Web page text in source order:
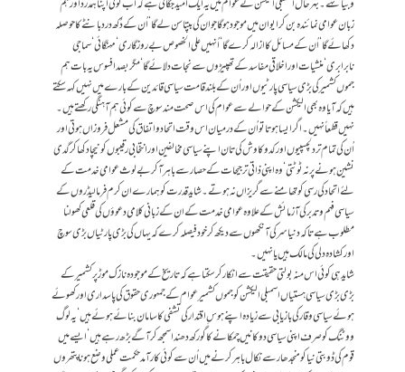
وبیاںہے ۔ بہر حال اسمبلی الیکشن نے عوام میں یہ ایک اُمید جگائی ہے کہ اب کوئی اپنا ہمدرد اور ہم
زبان عوامی نمائندہ بن کرایوان میں موجودہوگا جو ان کی بپتا سن لے گا‘ اُن کے دُکھ درد بانٹے کا حوصلہ
دکھائے گا ‘ اُن کے مسائل کا ازالہ کرے گا ‘ اُنہیں علی الخصوص بےروزگاری‘ مہنگائی ‘ سماجی
نابرابری ‘ منشیات اور اخلاقی مفاسد کے تھپیڑوں سے نجات دلائےگا‘ مگر بصد افسوس یہ بات ہم
جموں کشمیر کی بڑی سیاسی پارٹیوں اور اُن کے بلند قامت سیاسی قائدین کے بارے میں نہیں کہہ سکتے
ہیں کہ آیا وہ بھی الیکشن کے حوالے سے عوام کی اس صحت مندسوچ سے کوئی ہم آہنگی رکھتے ہیں ۔
نہیں قطعاً نہیں ۔ اگر ایسا ہوتا تو اُن کے درمیان ا س وقت اتحاد واتفاق کی مشعل فروزاں ہوتی اور
اُن کی تمام تر دلچسپیوں اور کدوکاوش کی تان اپنے سیاسی مخالفین اور انتخابی رقیبوں کو نیچا دکھا کر گدی
نشین ہونے پر نہ ٹوٹتی ‘وہ اپنی ذاتی ترجیحات کے حصار سے باہرآ کر بے لوث عوامی خدمت کے
لئے اتحاد کی رسی کو تھامنے سے گریزاں نہ ہوتے۔ شاید قدرت کو ہمارے ان کرم فرما لیڈروں کے
سیاسی فہم وتدبر کی آزمائش کے علاوہ عوامی خدمت کے ان کے زبانی کلامی دعوؤں کی قلعی کھولنا
مطلوب ہے تاکہ دنیا سر کی آنکھوں سے دیکھ کر خود فیصلہ کرے کہ یہاں کی بڑی پارٹیاں بڑی سوچ
اور کشادہ دلی کی مالک ہیں یانہیں۔
شاید ہی کوئی اس منہ بولتی حقیقت سےا نکار کرسکتاہے کہ تاریخ کےموجودہ نازک موڑ پر کشمیر کے
بڑی بڑی سیاسی ہستیاں اسمبلی الیکشن کو جموں کشمیر عوام کے جمہوری حقوق کی پاسداری اور کھوئے
ہوئے سیاسی وقار کی بازیابی سے زیادہ اپنے ہوس ِ اقتدار کی تشفی کا سامان بنائے ہوئے ہیں ‘ یہ لوگ
ووٹنگ کو صرف اپنی سیاسی دوکانیں چمکانےکا گورکھ دھندا سمجھ کر آگے بڑھ رہے ہیں‘ ایسے میں
قوم کی ڈوبتی نیا کو منجدھار سے نکا ل باہر کرنے میں اُن سے کو ئی کارآمد حکمت عملی وضع ہونا پتھروں